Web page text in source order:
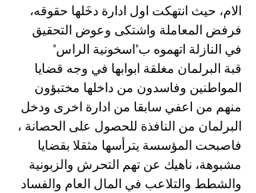
الام، حيث انتهكت اول ادارة دخَلها حقوقه،
فرفض المعاملة واشتكى وعوض التحقيق
في النازلة اتهموه ب"اسخونية الراس"
قبة البرلمان مغلقة ابوابها في وجه قضايا
المواطنين وفاسدون من داخلها مختبؤون
منهم من اعفي سابقا من ادارة اخرى ودخل
البرلمان من النافذة للحصول على الحصانة ،
فاصبحت المؤسسة يترأسها مثقلا بقضايا
مشبوهة، ناهيك عن تهم التحرش والزبونية
والشطط والتلاعب في المال العام والفساد